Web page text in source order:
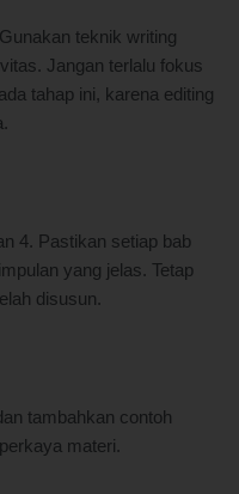
teknik writing
Jangan terlalu fokus
tahap ini, karena editing
4. Pastikan setiap bab
yang jelas. Tetap
disusun.
tambahkan contoh
materi.